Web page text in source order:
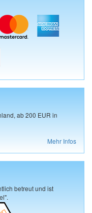
ab 200 EUR in
Mehr Infos
betreut und ist